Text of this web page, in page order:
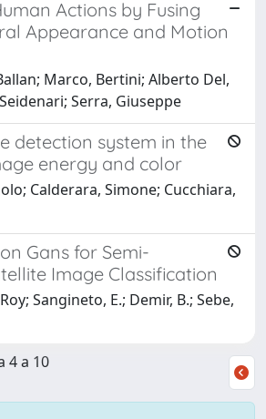
Actions by Fusing
Appearance and Motion
Marco, Bertini; Alberto Del,
Serra, Giuseppe
detection system in the
energy and color
Calderara, Simone; Cucchiara,
Gans for Semi-
Image Classification
Sangineto, E.; Demir, B.; Sebe,
4 a 10